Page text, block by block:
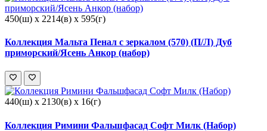
450(ш) x 2214(в) x 595(г)
Коллекция Мальта Пенал с зеркалом (570) (П/Л) Дуб
приморский/Ясень Анкор (набор)
440(ш) x 2130(в) x 16(г)
Коллекция Римини Фальшфасад Софт Милк (Набор)